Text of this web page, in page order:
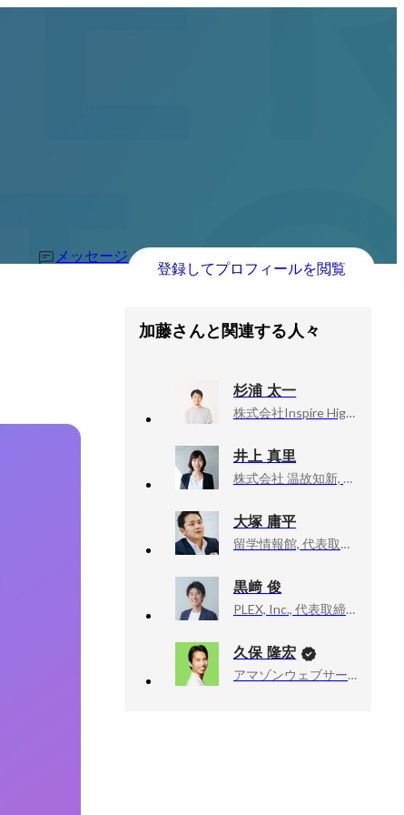
メッセージ
登録してプロフィールを閲覧
加藤さんと関連する人々
杉浦 太一
株式会社Inspire High, CEO / Founder
井上 真里
株式会社 温故知新, 人事部 ディレクター
大塚 庸平
留学情報館, 代表取締役社長
黒﨑 俊
PLEX, Inc., 代表取締役
久保 隆宏
アマゾンウェブサービスジャパン合同会社, Developer Relations Machine Learning